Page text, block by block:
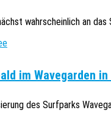
wahrscheinlich an
im Wavegarden
des Surfparks